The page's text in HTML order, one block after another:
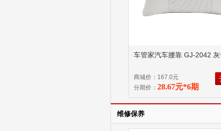
车管家汽车腰靠 GJ-2042
商城价：167.0元
分期价： 28.67元*6期
维修保养